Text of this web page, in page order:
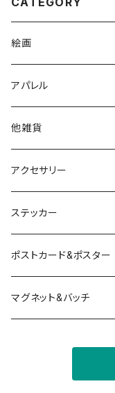
絵画
アパレル
他雑貨
アクセサリー
ステッカー
ポストカード&ポスター
マグネット&バッチ